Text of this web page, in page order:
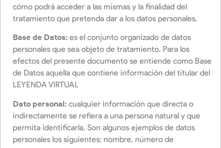
cómo podrá acceder a las mismas y la finalidad del
tratamiento que pretenda dar a los datos personales.
Base de Datos: es el conjunto organizado de datos
personales que sea objeto de tratamiento. Para los
efectos del presente documento se entiende como Base
de Datos aquella que contiene información del titular del
LEYENDA VIRTUAL
Dato personal: cualquier información que directa o
indirectamente se refiera a una persona natural y que
permita identificarla. Son algunos ejemplos de datos
personales los siguientes: nombre, número de